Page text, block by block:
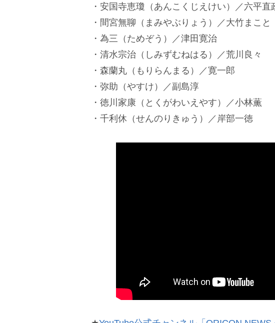
・安国寺恵瓊（あんこくじえけい）／六平直
・間宮無聊（まみやぶりょう）／大竹まこと
・為三（ためぞう）／津田寛治
・清水宗治（しみずむねはる）／荒川良々
・森蘭丸（もりらんまる）／寛一郎
・弥助（やすけ）／副島淳
・徳川家康（とくがわいえやす）／小林薫
・千利休（せんのりきゅう）／岸部一徳